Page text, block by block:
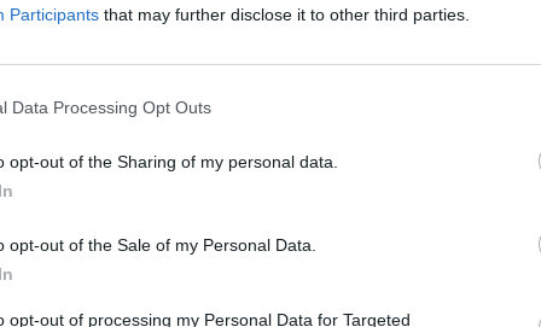
Participants that may further disclose it to other third parties.
Data Processing Opt Outs
opt-out of the Sharing of my personal data.
opt-out of the Sale of my Personal Data.
opt-out of processing my Personal Data for Targeted